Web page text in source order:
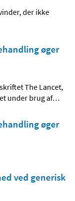
der ikke
øger
The Lancet,
under brug af…
øger
ved generisk